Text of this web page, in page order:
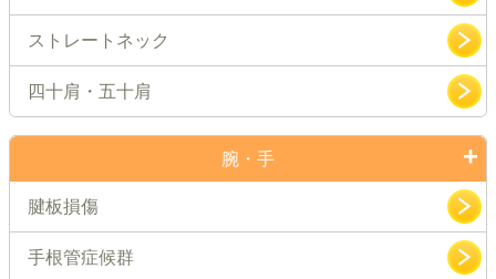
ストレートネック
四十肩・五十肩
腕・手
腱板損傷
手根管症候群